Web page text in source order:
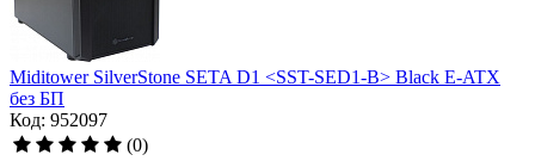
Miditower SilverStone SETA D1 <SST-SED1-B> Black E-ATX
без БП
Код: 952097
(0)